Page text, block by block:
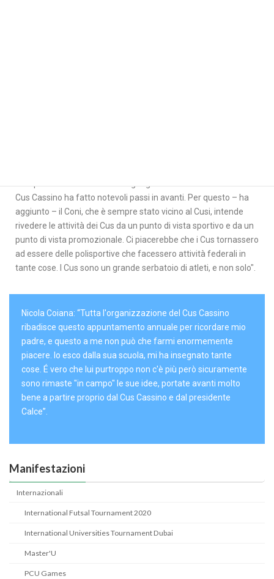
Campus di Cassino è difficile eguagliarlo in altri atenei italiani. Il
Cus Cassino ha fatto notevoli passi in avanti. Per questo – ha
aggiunto – il Coni, che è sempre stato vicino al Cusi, intende
rivedere le attività dei Cus da un punto di vista sportivo e da un
punto di vista promozionale. Ci piacerebbe che i Cus tornassero
ad essere delle polisportive che facessero attività federali in
tante cose. I Cus sono un grande serbatoio di atleti, e non solo".
Nicola Coiana: “Tutta l'organizzazione del Cus Cassino
ribadisce questo appuntamento annuale per ricordare mio
padre, e questo a me non può che farmi enormemente
piacere. Io esco dalla sua scuola, mi ha insegnato tante
cose. É vero che lui purtroppo non c'è più però sicuramente
sono rimaste "in campo" le sue idee, portate avanti molto
bene a partire proprio dal Cus Cassino e dal presidente
Calce”.
Manifestazioni
Internazionali
International Futsal Tournament 2020
International Universities Tournament Dubai
Master'U
PCU Games